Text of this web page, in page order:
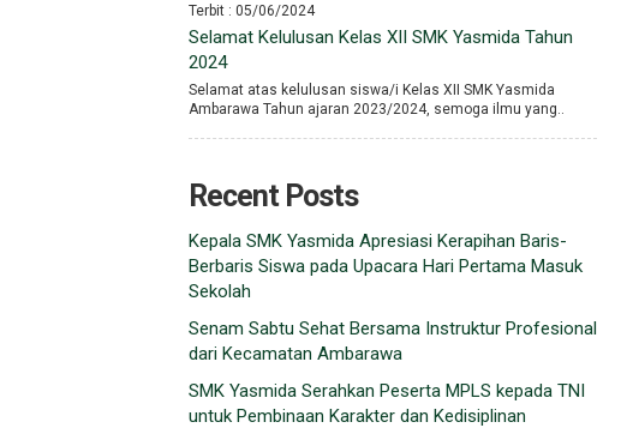
Terbit : 05/06/2024
Selamat Kelulusan Kelas XII SMK Yasmida Tahun
2024
Selamat atas kelulusan siswa/i Kelas XII SMK Yasmida
Ambarawa Tahun ajaran 2023/2024, semoga ilmu yang..
Recent Posts
Kepala SMK Yasmida Apresiasi Kerapihan Baris-
Berbaris Siswa pada Upacara Hari Pertama Masuk
Sekolah
Senam Sabtu Sehat Bersama Instruktur Profesional
dari Kecamatan Ambarawa
SMK Yasmida Serahkan Peserta MPLS kepada TNI
untuk Pembinaan Karakter dan Kedisiplinan